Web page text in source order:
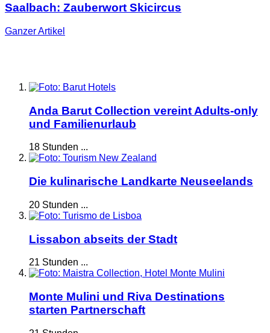
Saalbach: Zauberwort Skicircus
GanzerArtikel
Anda Barut Collection vereint Adults-only
und Familienurlaub
18 Stunden ...
Die kulinarische Landkarte Neuseelands
20 Stunden ...
Lissabon abseits der Stadt
21 Stunden ...
Monte Mulini und Riva Destinations
starten Partnerschaft